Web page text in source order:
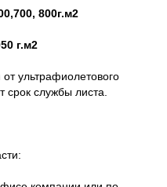
800г.м2
г.м2
ультрафиолетового
срок службы листа.